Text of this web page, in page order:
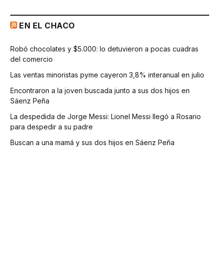
EN EL CHACO
Robó chocolates y $5.000: lo detuvieron a pocas cuadras
del comercio
Las ventas minoristas pyme cayeron 3,8% interanual en julio
Encontraron a la joven buscada junto a sus dos hijos en
Sáenz Peña
La despedida de Jorge Messi: Lionel Messi llegó a Rosario
para despedir a su padre
Buscan a una mamá y sus dos hijos en Sáenz Peña